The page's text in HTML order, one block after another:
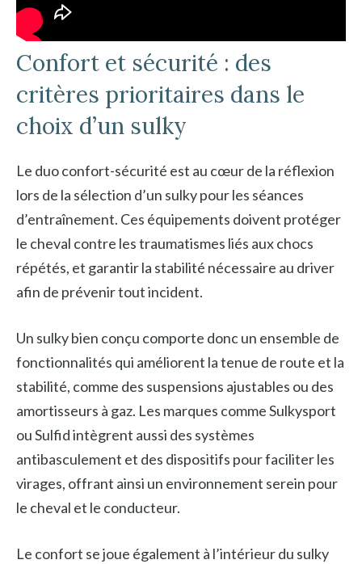
Confort et sécurité : des
critères prioritaires dans le
choix d’un sulky
Le duo confort-sécurité est au cœur de la réflexion
lors de la sélection d’un sulky pour les séances
d’entraînement. Ces équipements doivent protéger
le cheval contre les traumatismes liés aux chocs
répétés, et garantir la stabilité nécessaire au driver
afin de prévenir tout incident.
Un sulky bien conçu comporte donc un ensemble de
fonctionnalités qui améliorent la tenue de route et la
stabilité, comme des suspensions ajustables ou des
amortisseurs à gaz. Les marques comme Sulkysport
ou Sulfid intègrent aussi des systèmes
antibasculement et des dispositifs pour faciliter les
virages, offrant ainsi un environnement serein pour
le cheval et le conducteur.
Le confort se joue également à l’intérieur du sulky